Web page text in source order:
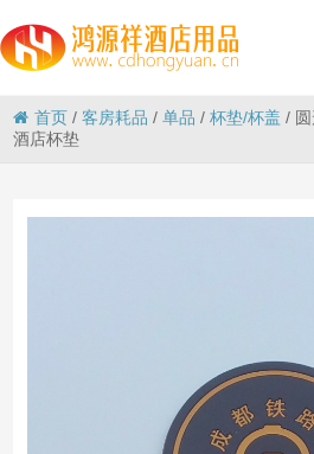
首页 /客房耗品 /单品 /杯垫/杯盖 /
酒店杯垫